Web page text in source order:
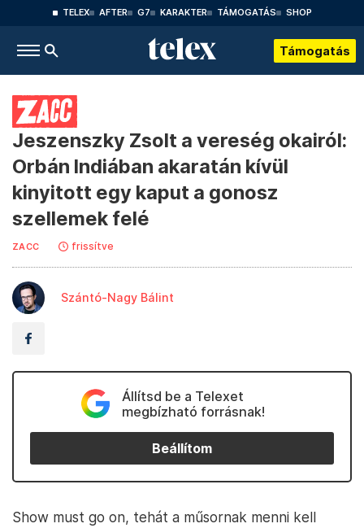
TELEX AFTER G7 KARAKTER TÁMOGATÁS SHOP
Támogatás
Jeszenszky Zsolt a vereség okairól:
Orbán Indiában akaratán kívül
kinyitott egy kaput a gonosz
szellemek felé
ZACC frissítve
Szántó-Nagy Bálint
Állítsd be a Telexet
megbízható forrásnak!
Beállítom
Show must go on, tehát a műsornak menni kell